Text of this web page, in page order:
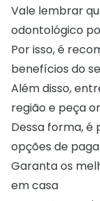
Vale lembrar
odontológico
Por isso, é
benefícios do
Além disso,
região e peça
Dessa forma, é
opções de
Garanta os
em casa